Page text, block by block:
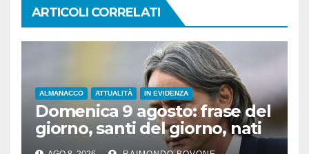
ARTICOLI CORRELATI
ALMANACCO ATTUALITÀ IN EVIDENZA
Domenica 9 agosto: frase del
giorno, santi del giorno, nati
famosi, accadde oggi